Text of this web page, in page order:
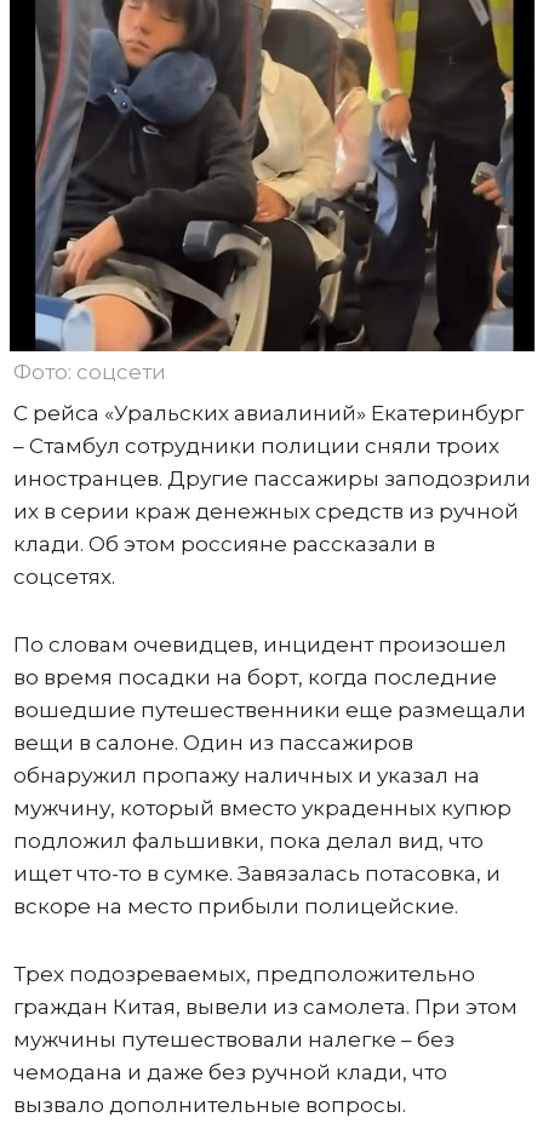
Фото: соцсети
С рейса «Уральских авиалиний» Екатеринбург
– Стамбул сотрудники полиции сняли троих
иностранцев. Другие пассажиры заподозрили
их в серии краж денежных средств из ручной
клади. Об этом россияне рассказали в
соцсетях.
По словам очевидцев, инцидент произошел
во время посадки на борт, когда последние
вошедшие путешественники еще размещали
вещи в салоне. Один из пассажиров
обнаружил пропажу наличных и указал на
мужчину, который вместо украденных купюр
подложил фальшивки, пока делал вид, что
ищет что-то в сумке. Завязалась потасовка, и
вскоре на место прибыли полицейские.
Трех подозреваемых, предположительно
граждан Китая, вывели из самолета. При этом
мужчины путешествовали налегке – без
чемодана и даже без ручной клади, что
вызвало дополнительные вопросы.